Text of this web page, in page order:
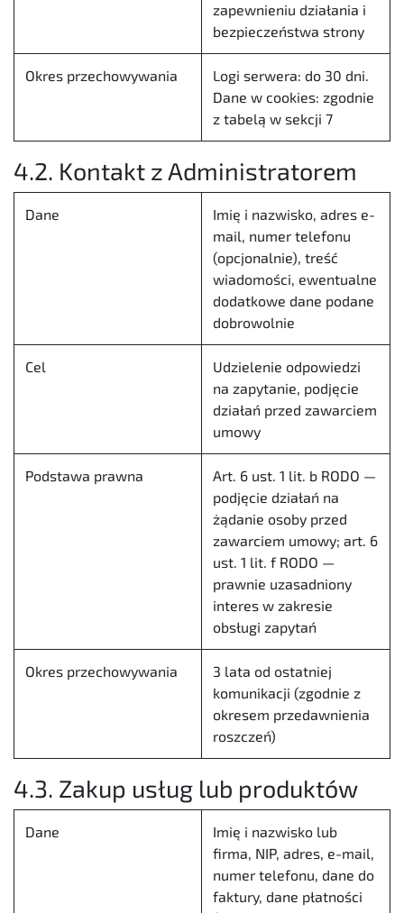
zapewnieniu działania i
bezpieczeństwa strony
Okres przechowywania
Logi serwera: do 30 dni.
Dane w cookies: zgodnie
z tabelą w sekcji 7
4.2. Kontakt z Administratorem
Dane
Imię i nazwisko, adres e-
mail, numer telefonu
(opcjonalnie), treść
wiadomości, ewentualne
dodatkowe dane podane
dobrowolnie
Cel
Udzielenie odpowiedzi
na zapytanie, podjęcie
działań przed zawarciem
umowy
Podstawa prawna
Art. 6 ust. 1 lit. b RODO —
podjęcie działań na
żądanie osoby przed
zawarciem umowy; art. 6
ust. 1 lit. f RODO —
prawnie uzasadniony
interes w zakresie
obsługi zapytań
Okres przechowywania
3 lata od ostatniej
komunikacji (zgodnie z
okresem przedawnienia
roszczeń)
4.3. Zakup usług lub produktów
Dane
Imię i nazwisko lub
firma, NIP, adres, e-mail,
numer telefonu, dane do
faktury, dane płatności